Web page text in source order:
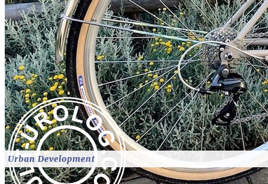
Urban Development